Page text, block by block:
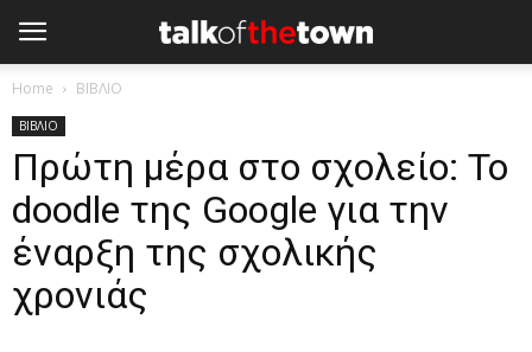
Home ΒΙΒΛΙΟ
ΒΙΒΛΙΟ
Πρώτη μέρα στο σχολείο: Το
doodle της Google για την
έναρξη της σχολικής
χρονιάς